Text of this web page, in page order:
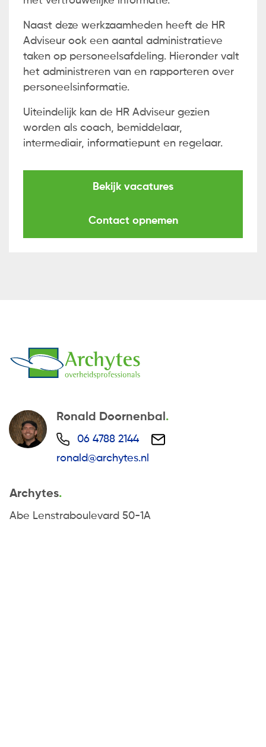
Naast deze werkzaamheden heeft de HR
Adviseur ook een aantal administratieve
taken op personeelsafdeling. Hieronder valt
het administreren van en rapporteren over
personeelsinformatie.
Uiteindelijk kan de HR Adviseur gezien
worden als coach, bemiddelaar,
intermediair, informatiepunt en regelaar.
Bekijk vacatures
Contact opnemen
Ronald Doornenbal
06 4788 2144
ronald@archytes.nl
Archytes
Abe Lenstraboulevard 50-1A